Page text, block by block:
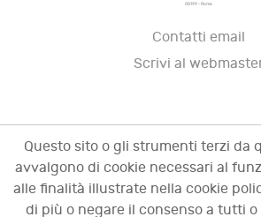
00199 - Roma
Contatti email
Scrivi al
Questo sito o gli strumenti terzi da
avvalgono di cookie necessari al
alle finalità illustrate nella cookie
di più o negare il consenso a tutti